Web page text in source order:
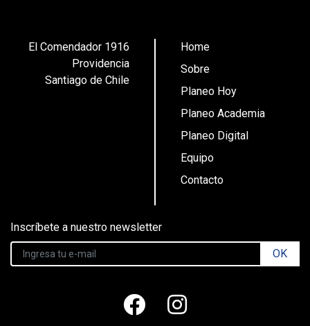
El Comendador 1916
Providencia
Santiago de Chile
Home
Sobre
Planeo Hoy
Planeo Academia
Planeo Digital
Equipo
Contacto
Inscríbete a nuestro newsletter
OK